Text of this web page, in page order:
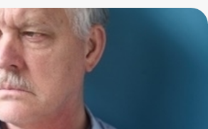
至未滿30歲嚼檳榔(含已戒除者)原住民，
符合資格者可持健保卡到醫療院所進行檢
嚼食不加任何配料的檳榔子（菁仔）也會
、白灰、荖花等，且嚼檳榔者得到口腔癌
。儘管嚼食檳榔對口腔癌與食道癌等疾病
生教育推行檳榔之戒除屢遇困難,其原因可
素 (化學結構類似尼古丁)之生物鹼,而引發
戒除之行動，應積極考量嚼食檳榔具有導
檳榔子含檳榔鹼 屬一級致癌物其實檳榔